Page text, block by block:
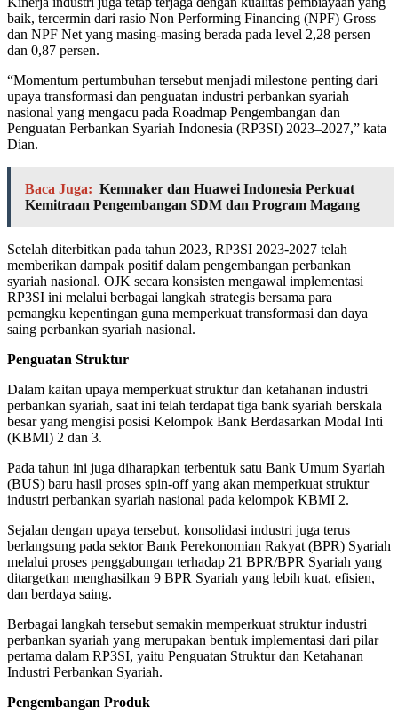
baik, tercermin dari rasio Non Performing Financing (NPF) Gross
dan NPF Net yang masing-masing berada pada level 2,28 persen
dan 0,87 persen.
“Momentum pertumbuhan tersebut menjadi milestone penting dari
upaya transformasi dan penguatan industri perbankan syariah
nasional yang mengacu pada Roadmap Pengembangan dan
Penguatan Perbankan Syariah Indonesia (RP3SI) 2023–2027,” kata
Dian.
Baca Juga: Kemnaker dan Huawei Indonesia Perkuat
Kemitraan Pengembangan SDM dan Program Magang
Setelah diterbitkan pada tahun 2023, RP3SI 2023-2027 telah
memberikan dampak positif dalam pengembangan perbankan
syariah nasional. OJK secara konsisten mengawal implementasi
RP3SI ini melalui berbagai langkah strategis bersama para
pemangku kepentingan guna memperkuat transformasi dan daya
saing perbankan syariah nasional.
Penguatan Struktur
Dalam kaitan upaya memperkuat struktur dan ketahanan industri
perbankan syariah, saat ini telah terdapat tiga bank syariah berskala
besar yang mengisi posisi Kelompok Bank Berdasarkan Modal Inti
(KBMI) 2 dan 3.
Pada tahun ini juga diharapkan terbentuk satu Bank Umum Syariah
(BUS) baru hasil proses spin-off yang akan memperkuat struktur
industri perbankan syariah nasional pada kelompok KBMI 2.
Sejalan dengan upaya tersebut, konsolidasi industri juga terus
berlangsung pada sektor Bank Perekonomian Rakyat (BPR) Syariah
melalui proses penggabungan terhadap 21 BPR/BPR Syariah yang
ditargetkan menghasilkan 9 BPR Syariah yang lebih kuat, efisien,
dan berdaya saing.
Berbagai langkah tersebut semakin memperkuat struktur industri
perbankan syariah yang merupakan bentuk implementasi dari pilar
pertama dalam RP3SI, yaitu Penguatan Struktur dan Ketahanan
Industri Perbankan Syariah.
Pengembangan Produk